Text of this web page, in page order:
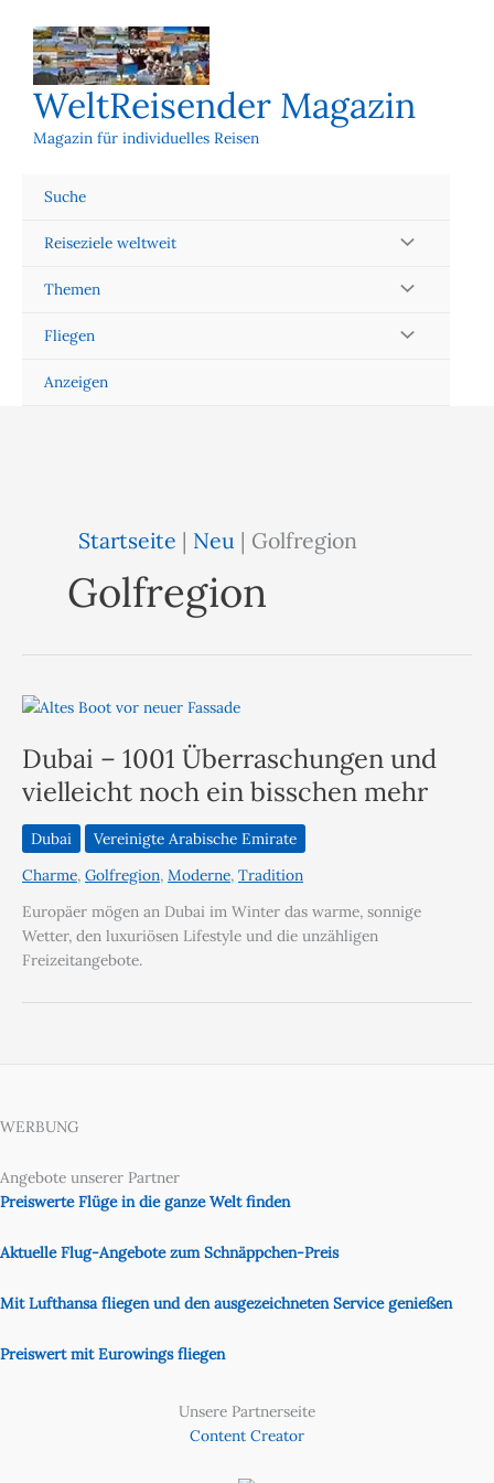
Inhalt
springen
WeltReisender Magazin
Magazin für individuelles Reisen
Suche
Reiseziele weltweit
Themen
Fliegen
Anzeigen
Startseite | Neu | Golfregion
Golfregion
Dubai – 1001 Überraschungen und
vielleicht noch ein bisschen mehr
Dubai
Vereinigte Arabische Emirate
Charme, Golfregion, Moderne, Tradition
Europäer mögen an Dubai im Winter das warme, sonnige
Wetter, den luxuriösen Lifestyle und die unzähligen
Freizeitangebote.
WERBUNG
Angebote unserer Partner
Preiswerte Flüge in die ganze Welt finden
Aktuelle Flug-Angebote zum Schnäppchen-Preis
Mit Lufthansa fliegen und den ausgezeichneten Service genießen
Preiswert mit Eurowings fliegen
Unsere Partnerseite
Content Creator